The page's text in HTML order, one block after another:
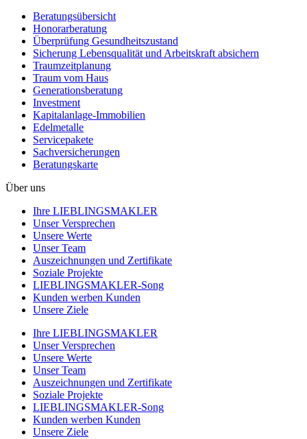
Beratungsübersicht
Honorar­beratung
Überprüfung Gesundheits­zustand
Sicherung Lebensqualität und Arbeitskraft absichern
Traumzeit­planung
Traum vom Haus
Generationsberatung
Investment
Kapitalanlage-Immobilien
Edelmetalle
Servicepakete
Sachversicherungen
Beratungskarte
Über uns
Ihre LIEBLINGSMAKLER
Unser Versprechen
Unsere Werte
Unser Team
Auszeichnungen und Zertifikate
Soziale Projekte
LIEBLINGSMAKLER-Song
Kunden werben Kunden
Unsere Ziele
Ihre LIEBLINGSMAKLER
Unser Versprechen
Unsere Werte
Unser Team
Auszeichnungen und Zertifikate
Soziale Projekte
LIEBLINGSMAKLER-Song
Kunden werben Kunden
Unsere Ziele